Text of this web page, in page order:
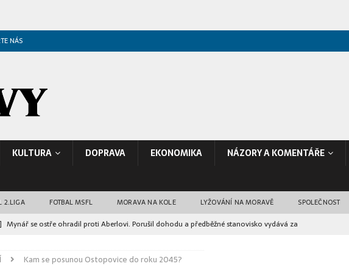
NÁS
KULTURA DOPRAVA EKONOMIKA NÁZORY A KOMENTÁŘE
2.LIGA FOTBAL MSFL MORAVA NA KOLE LYŽOVÁNÍ NA MORAVĚ SPOLEČNOST
Mynář se ostře ohradil proti Aberlovi. Porušil dohodu a předběžné stanovisko vydává za
Netopýři během léta poranili 15 lidí. FN Ostrava je očkovala proti vzteklině
Kam se posunou Ostopovice do roku 2045?